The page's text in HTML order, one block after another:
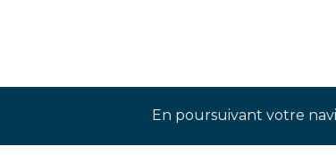
En poursuivant votre